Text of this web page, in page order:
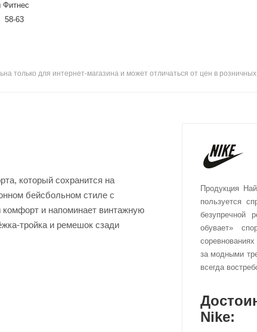
Фитнес
58-63
только для интернет-магазина и может отличаться от цен в
который сохранится на
бейсбольном стиле с
комфорт и напоминает винтажную
тройка и ремешок сзади
Продукция
пользуется
безупречной
обувает»
за модными
всегда
Nike: